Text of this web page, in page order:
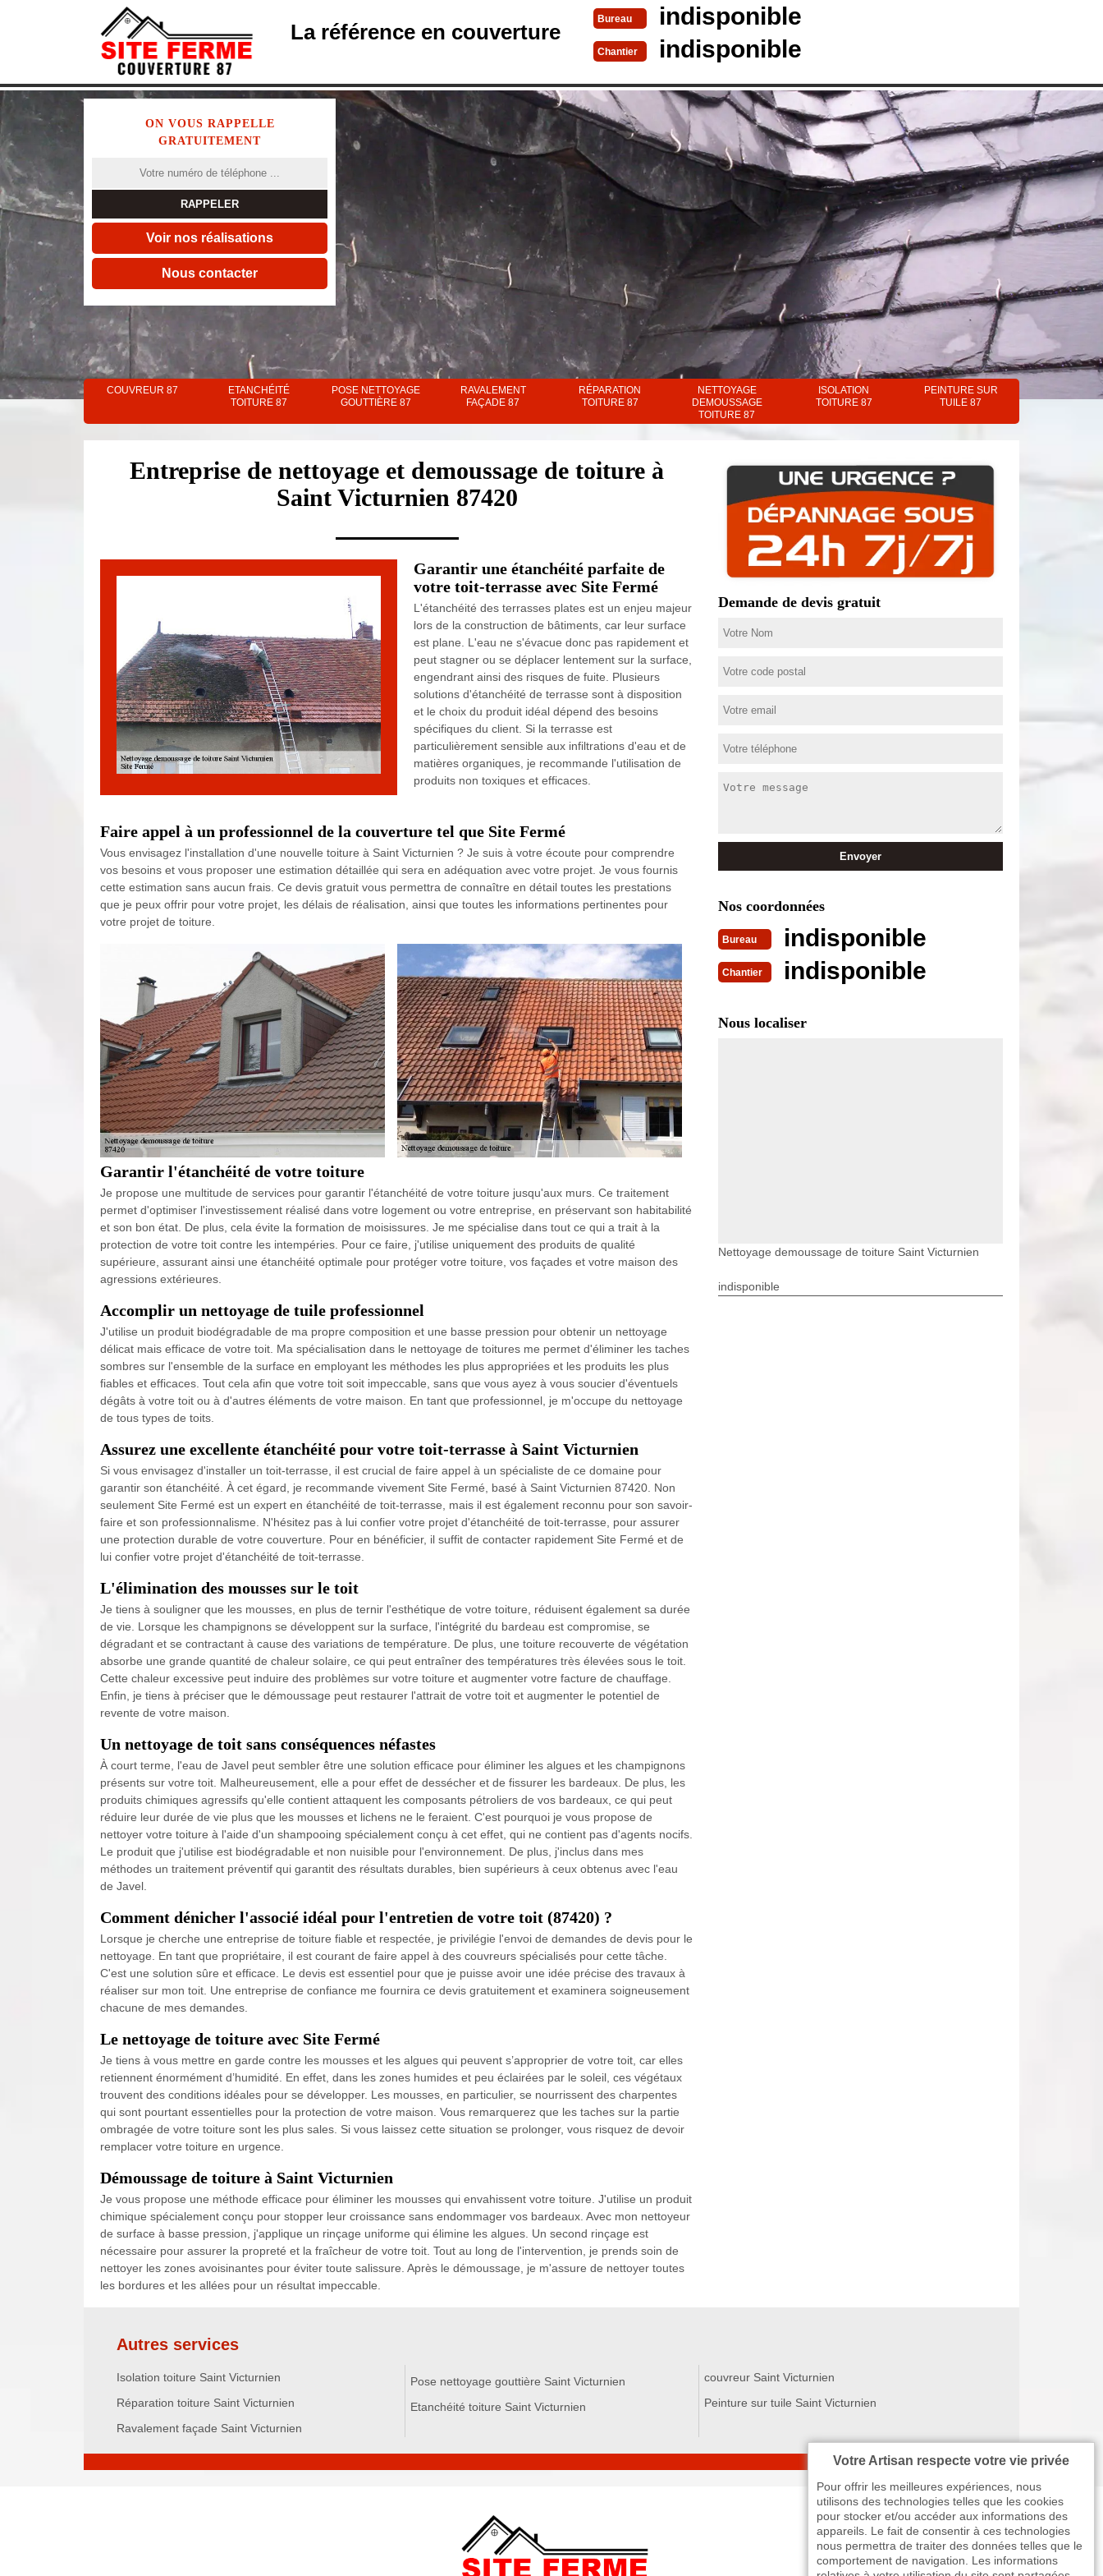
La référence en couverture
Bureau indisponible
Chantier indisponible
ON VOUS RAPPELLE
GRATUITEMENT
Voir nos réalisations
Nous contacter
COUVREUR 87
ETANCHÉITÉ
TOITURE 87
POSE NETTOYAGE
GOUTTIÈRE 87
RAVALEMENT
FAÇADE 87
RÉPARATION
TOITURE 87
NETTOYAGE
DEMOUSSAGE
TOITURE 87
ISOLATION
TOITURE 87
PEINTURE SUR
TUILE 87
Entreprise de nettoyage et demoussage de toiture à
Saint Victurnien 87420
Garantir une étanchéité parfaite de
votre toit-terrasse avec Site Fermé
L'étanchéité des terrasses plates est un enjeu majeur
lors de la construction de bâtiments, car leur surface
est plane. L'eau ne s'évacue donc pas rapidement et
peut stagner ou se déplacer lentement sur la surface,
engendrant ainsi des risques de fuite. Plusieurs
solutions d'étanchéité de terrasse sont à disposition
et le choix du produit idéal dépend des besoins
spécifiques du client. Si la terrasse est
particulièrement sensible aux infiltrations d'eau et de
matières organiques, je recommande l'utilisation de
produits non toxiques et efficaces.
Faire appel à un professionnel de la couverture tel que Site Fermé
Vous envisagez l'installation d'une nouvelle toiture à Saint Victurnien ? Je suis à votre écoute pour comprendre
vos besoins et vous proposer une estimation détaillée qui sera en adéquation avec votre projet. Je vous fournis
cette estimation sans aucun frais. Ce devis gratuit vous permettra de connaître en détail toutes les prestations
que je peux offrir pour votre projet, les délais de réalisation, ainsi que toutes les informations pertinentes pour
votre projet de toiture.
Garantir l'étanchéité de votre toiture
Je propose une multitude de services pour garantir l'étanchéité de votre toiture jusqu'aux murs. Ce traitement
permet d'optimiser l'investissement réalisé dans votre logement ou votre entreprise, en préservant son habitabilité
et son bon état. De plus, cela évite la formation de moisissures. Je me spécialise dans tout ce qui a trait à la
protection de votre toit contre les intempéries. Pour ce faire, j'utilise uniquement des produits de qualité
supérieure, assurant ainsi une étanchéité optimale pour protéger votre toiture, vos façades et votre maison des
agressions extérieures.
Accomplir un nettoyage de tuile professionnel
J'utilise un produit biodégradable de ma propre composition et une basse pression pour obtenir un nettoyage
délicat mais efficace de votre toit. Ma spécialisation dans le nettoyage de toitures me permet d'éliminer les taches
sombres sur l'ensemble de la surface en employant les méthodes les plus appropriées et les produits les plus
fiables et efficaces. Tout cela afin que votre toit soit impeccable, sans que vous ayez à vous soucier d'éventuels
dégâts à votre toit ou à d'autres éléments de votre maison. En tant que professionnel, je m'occupe du nettoyage
de tous types de toits.
Assurez une excellente étanchéité pour votre toit-terrasse à Saint Victurnien
Si vous envisagez d'installer un toit-terrasse, il est crucial de faire appel à un spécialiste de ce domaine pour
garantir son étanchéité. À cet égard, je recommande vivement Site Fermé, basé à Saint Victurnien 87420. Non
seulement Site Fermé est un expert en étanchéité de toit-terrasse, mais il est également reconnu pour son savoir-
faire et son professionnalisme. N'hésitez pas à lui confier votre projet d'étanchéité de toit-terrasse, pour assurer
une protection durable de votre couverture. Pour en bénéficier, il suffit de contacter rapidement Site Fermé et de
lui confier votre projet d'étanchéité de toit-terrasse.
L'élimination des mousses sur le toit
Je tiens à souligner que les mousses, en plus de ternir l'esthétique de votre toiture, réduisent également sa durée
de vie. Lorsque les champignons se développent sur la surface, l'intégrité du bardeau est compromise, se
dégradant et se contractant à cause des variations de température. De plus, une toiture recouverte de végétation
absorbe une grande quantité de chaleur solaire, ce qui peut entraîner des températures très élevées sous le toit.
Cette chaleur excessive peut induire des problèmes sur votre toiture et augmenter votre facture de chauffage.
Enfin, je tiens à préciser que le démoussage peut restaurer l'attrait de votre toit et augmenter le potentiel de
revente de votre maison.
Un nettoyage de toit sans conséquences néfastes
À court terme, l'eau de Javel peut sembler être une solution efficace pour éliminer les algues et les champignons
présents sur votre toit. Malheureusement, elle a pour effet de dessécher et de fissurer les bardeaux. De plus, les
produits chimiques agressifs qu'elle contient attaquent les composants pétroliers de vos bardeaux, ce qui peut
réduire leur durée de vie plus que les mousses et lichens ne le feraient. C'est pourquoi je vous propose de
nettoyer votre toiture à l'aide d'un shampooing spécialement conçu à cet effet, qui ne contient pas d'agents nocifs.
Le produit que j'utilise est biodégradable et non nuisible pour l'environnement. De plus, j'inclus dans mes
méthodes un traitement préventif qui garantit des résultats durables, bien supérieurs à ceux obtenus avec l'eau
de Javel.
Comment dénicher l'associé idéal pour l'entretien de votre toit (87420) ?
Lorsque je cherche une entreprise de toiture fiable et respectée, je privilégie l'envoi de demandes de devis pour le
nettoyage. En tant que propriétaire, il est courant de faire appel à des couvreurs spécialisés pour cette tâche.
C'est une solution sûre et efficace. Le devis est essentiel pour que je puisse avoir une idée précise des travaux à
réaliser sur mon toit. Une entreprise de confiance me fournira ce devis gratuitement et examinera soigneusement
chacune de mes demandes.
Le nettoyage de toiture avec Site Fermé
Je tiens à vous mettre en garde contre les mousses et les algues qui peuvent s’approprier de votre toit, car elles
retiennent énormément d’humidité. En effet, dans les zones humides et peu éclairées par le soleil, ces végétaux
trouvent des conditions idéales pour se développer. Les mousses, en particulier, se nourrissent des charpentes
qui sont pourtant essentielles pour la protection de votre maison. Vous remarquerez que les taches sur la partie
ombragée de votre toiture sont les plus sales. Si vous laissez cette situation se prolonger, vous risquez de devoir
remplacer votre toiture en urgence.
Démoussage de toiture à Saint Victurnien
Je vous propose une méthode efficace pour éliminer les mousses qui envahissent votre toiture. J'utilise un produit
chimique spécialement conçu pour stopper leur croissance sans endommager vos bardeaux. Avec mon nettoyeur
de surface à basse pression, j'applique un rinçage uniforme qui élimine les algues. Un second rinçage est
nécessaire pour assurer la propreté et la fraîcheur de votre toit. Tout au long de l'intervention, je prends soin de
nettoyer les zones avoisinantes pour éviter toute salissure. Après le démoussage, je m'assure de nettoyer toutes
les bordures et les allées pour un résultat impeccable.
Demande de devis gratuit
Nos coordonnées
Bureau indisponible
Chantier indisponible
Nous localiser
Nettoyage demoussage de toiture Saint Victurnien
indisponible
Autres services
Isolation toiture Saint Victurnien
Réparation toiture Saint Victurnien
Ravalement façade Saint Victurnien
Pose nettoyage gouttière Saint Victurnien
Etanchéité toiture Saint Victurnien
couvreur Saint Victurnien
Peinture sur tuile Saint Victurnien
Votre Artisan respecte votre vie privée
Pour offrir les meilleures expériences, nous
utilisons des technologies telles que les cookies
pour stocker et/ou accéder aux informations des
appareils. Le fait de consentir à ces technologies
nous permettra de traiter des données telles que le
comportement de navigation. Les informations